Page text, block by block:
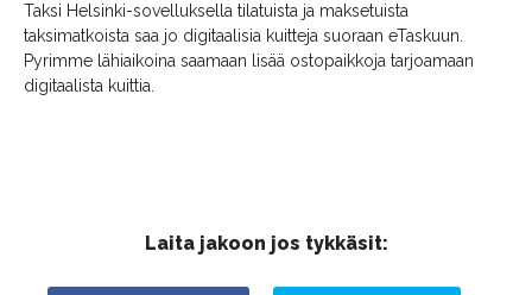
Taksi Helsinki-sovelluksella tilatuista ja maksetuista
taksimatkoista saa jo digitaalisia kuitteja suoraan eTaskuun.
Pyrimme lähiaikoina saamaan lisää ostopaikkoja tarjoamaan
digitaalista kuittia.
Laita jakoon jos tykkäsit: